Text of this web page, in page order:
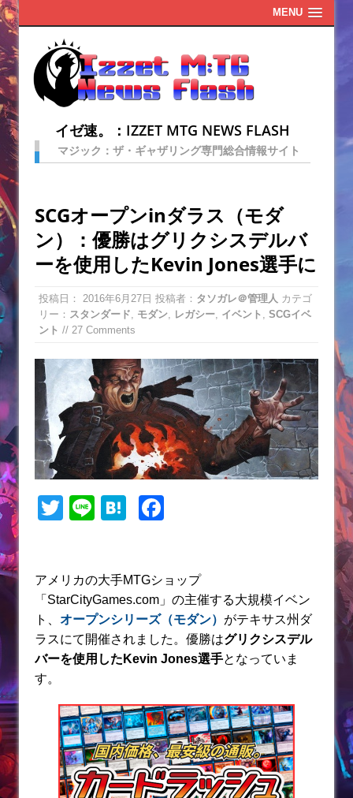
MENU
イゼ速。：IZZET MTG NEWS FLASH
マジック：ザ・ギャザリング専門総合情報サイト
SCGオープンinダラス（モダ
ン）：優勝はグリクシスデルバ
ーを使用したKevin Jones選手に
投稿日： 2016年6月27日 投稿者： タソガレ＠管理人 カテゴ
リー： スタンダード モダン レガシー イベント
SCGイベ
ント // 27 Comments
T
er
Li
H
n
a
e
b
o
o
アメリカの大手MTGショップ
「StarCityGames.com」の主催する大規模イベン
ト、 オープンシリーズ（モダン） がテキサス州ダ
ラスにて開催されました。優勝はグリクシスデル
バーを使用したKevin Jones選手となっていま
す。